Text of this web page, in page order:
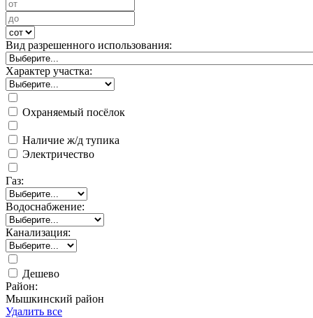
Вид разрешенного использования:
Характер участка:
Охраняемый посёлок
Наличие ж/д тупика
Электричество
Газ:
Водоснабжение:
Канализация:
Дешево
Район:
Мышкинский район
Удалить все